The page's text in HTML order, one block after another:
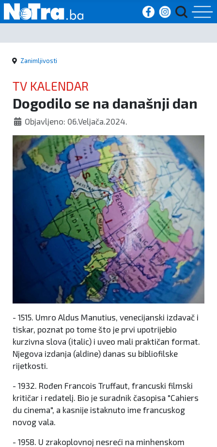
Početna
Vijesti
Sport
Kultura
Crna
kronika
Politika
Zanimljivosti
Zanimljivosti
TV KALENDAR
Dogodilo se na današnji dan
Objavljeno: 06.Veljača.2024.
- 1515. Umro Aldus Manutius, venecijanski izdavač i
tiskar, poznat po tome što je prvi upotrijebio
kurzivna slova (italic) i uveo mali praktičan format.
Njegova izdanja (aldine) danas su bibliofilske
rijetkosti.
- 1932. Rođen Francois Truffaut, francuski filmski
kritičar i redatelj. Bio je suradnik časopisa "Cahiers
du cinema", a kasnije istaknuto ime francuskog
novog vala.
- 1958. U zrakoplovnoj nesreći na minhenskom